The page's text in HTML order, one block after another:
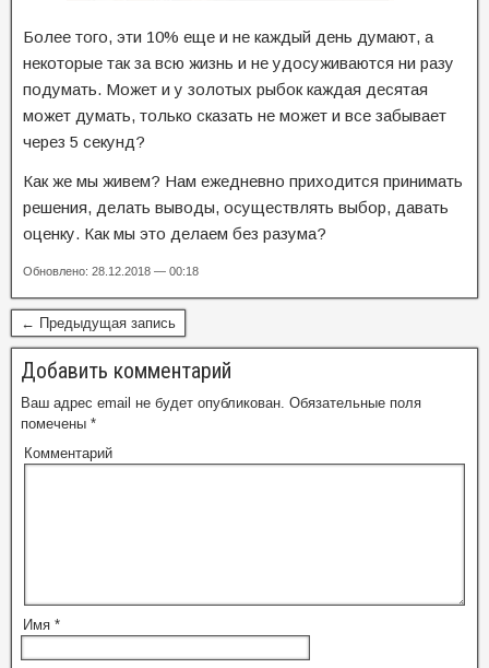
Более того, эти 10% еще и не каждый день думают, а
некоторые так за всю жизнь и не удосуживаются ни разу
подумать. Может и у золотых рыбок каждая десятая
может думать, только сказать не может и все забывает
через 5 секунд?
Как же мы живем? Нам ежедневно приходится принимать
решения, делать выводы, осуществлять выбор, давать
оценку. Как мы это делаем без разума?
Обновлено: 28.12.2018 — 00:18
← Предыдущая запись
Добавить комментарий
Ваш адрес email не будет опубликован. Обязательные поля
помечены *
Комментарий
Имя *